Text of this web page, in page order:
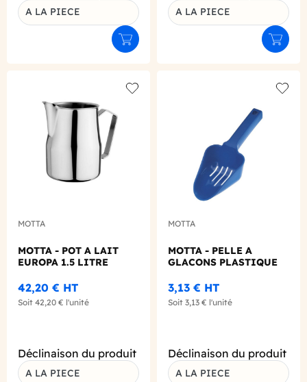
A LA PIECE
Ajouter au panier
A LA PIECE
MOTTA
MOTTA - POT A LAIT
EUROPA 1.5 LITRE
42,20 € HT
Soit 42,20 € l'unité
Déclinaison du produit
A LA PIECE
MOTTA
MOTTA - PELLE A
GLACONS PLASTIQUE
3,13 € HT
Soit 3,13 € l'unité
Déclinaison du produit
A LA PIECE